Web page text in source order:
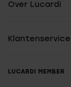
Over Lucardi
Klantenservice
LUCARDI MEMBER